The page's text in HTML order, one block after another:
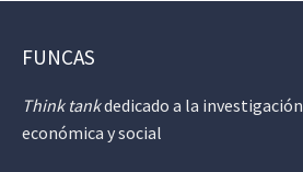
FUNCAS
Think tankdedicado a la investigación
económica y social